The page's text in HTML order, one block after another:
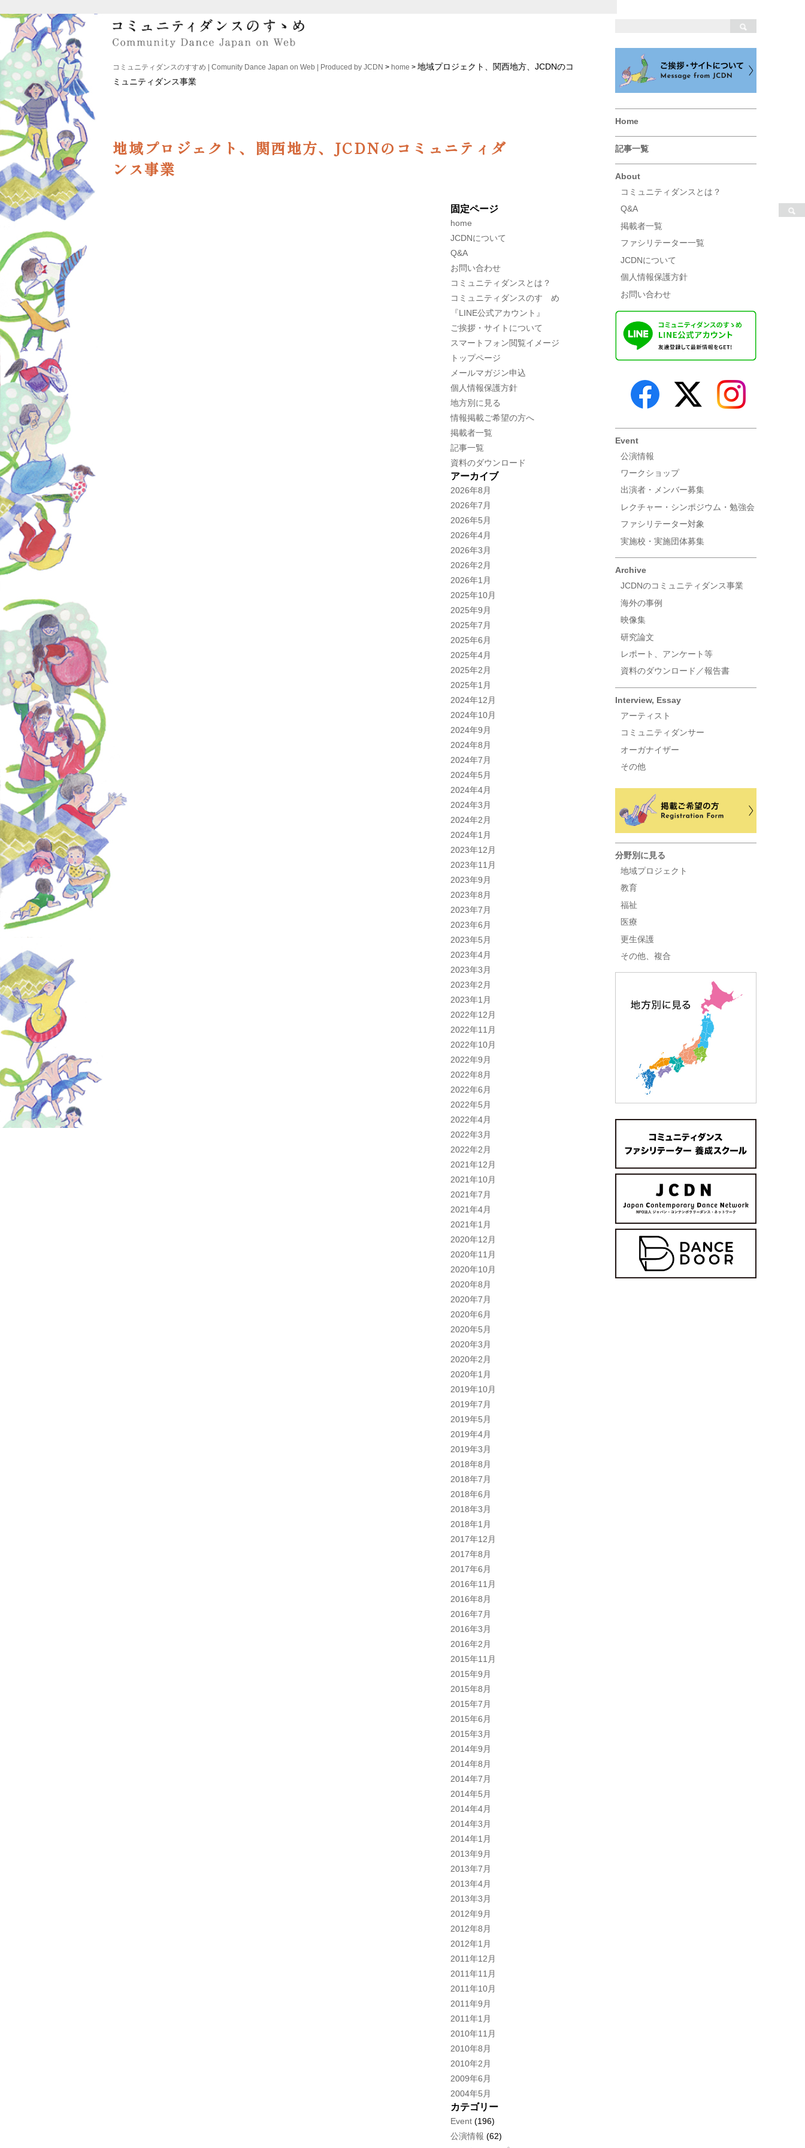
コミュニティダンスのすすめ | Comunity Dance Japan on Web | Produced by JCDN > home >地域プロジェクト、関西地方、JCDNのコ
ミュニティダンス事業
Home
記事一覧
About
コミュニティダンスとは？
Q&A
掲載者一覧
ファシリテーター一覧
JCDNについて
個人情報保護方針
お問い合わせ
Event
公演情報
ワークショップ
出演者・メンバー募集
レクチャー・シンポジウム・勉強会
ファシリテーター対象
実施校・実施団体募集
Archive
JCDNのコミュニティダンス事業
海外の事例
映像集
研究論文
レポート、アンケート等
資料のダウンロード／報告書
Interview, Essay
アーティスト
コミュニティダンサー
オーガナイザー
その他
分野別に見る
地域プロジェクト
教育
福祉
医療
更生保護
その他、複合
地域プロジェクト、関西地方、JCDNのコミュニティダ
ンス事業
固定ページ
home
JCDNについて
Q&A
お問い合わせ
コミュニティダンスとは？
コミュニティダンスのすゝめ
『LINE公式アカウント』
ご挨拶・サイトについて
スマートフォン閲覧イメージ
トップページ
メールマガジン申込
個人情報保護方針
地方別に見る
情報掲載ご希望の方へ
掲載者一覧
記事一覧
資料のダウンロード
アーカイブ
2026年8月
2026年7月
2026年5月
2026年4月
2026年3月
2026年2月
2026年1月
2025年10月
2025年9月
2025年7月
2025年6月
2025年4月
2025年2月
2025年1月
2024年12月
2024年10月
2024年9月
2024年8月
2024年7月
2024年5月
2024年4月
2024年3月
2024年2月
2024年1月
2023年12月
2023年11月
2023年9月
2023年8月
2023年7月
2023年6月
2023年5月
2023年4月
2023年3月
2023年2月
2023年1月
2022年12月
2022年11月
2022年10月
2022年9月
2022年8月
2022年6月
2022年5月
2022年4月
2022年3月
2022年2月
2021年12月
2021年10月
2021年7月
2021年4月
2021年1月
2020年12月
2020年11月
2020年10月
2020年8月
2020年7月
2020年6月
2020年5月
2020年3月
2020年2月
2020年1月
2019年10月
2019年7月
2019年5月
2019年4月
2019年3月
2018年8月
2018年7月
2018年6月
2018年3月
2018年1月
2017年12月
2017年8月
2017年6月
2016年11月
2016年8月
2016年7月
2016年3月
2016年2月
2015年11月
2015年9月
2015年8月
2015年7月
2015年6月
2015年3月
2014年9月
2014年8月
2014年7月
2014年5月
2014年4月
2014年3月
2014年1月
2013年9月
2013年7月
2013年4月
2013年3月
2012年9月
2012年8月
2012年1月
2011年12月
2011年11月
2011年10月
2011年9月
2011年1月
2010年11月
2010年8月
2010年2月
2009年6月
2004年5月
カテゴリー
Event (196)
公演情報 (62)